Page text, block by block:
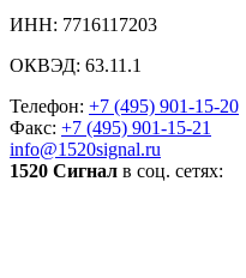
ИНН: 7716117203
ОКВЭД: 63.11.1
Телефон: +7 (495) 901-15-20
Факс: +7 (495) 901-15-21
info@1520signal.ru
1520 Сигнал в соц. сетях: